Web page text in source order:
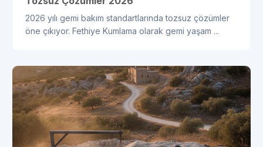
2026 yılı gemi bakım standartlarında tozsuz çözümler
öne çıkıyor. Fethiye Kumlama olarak gemi yaşam ...